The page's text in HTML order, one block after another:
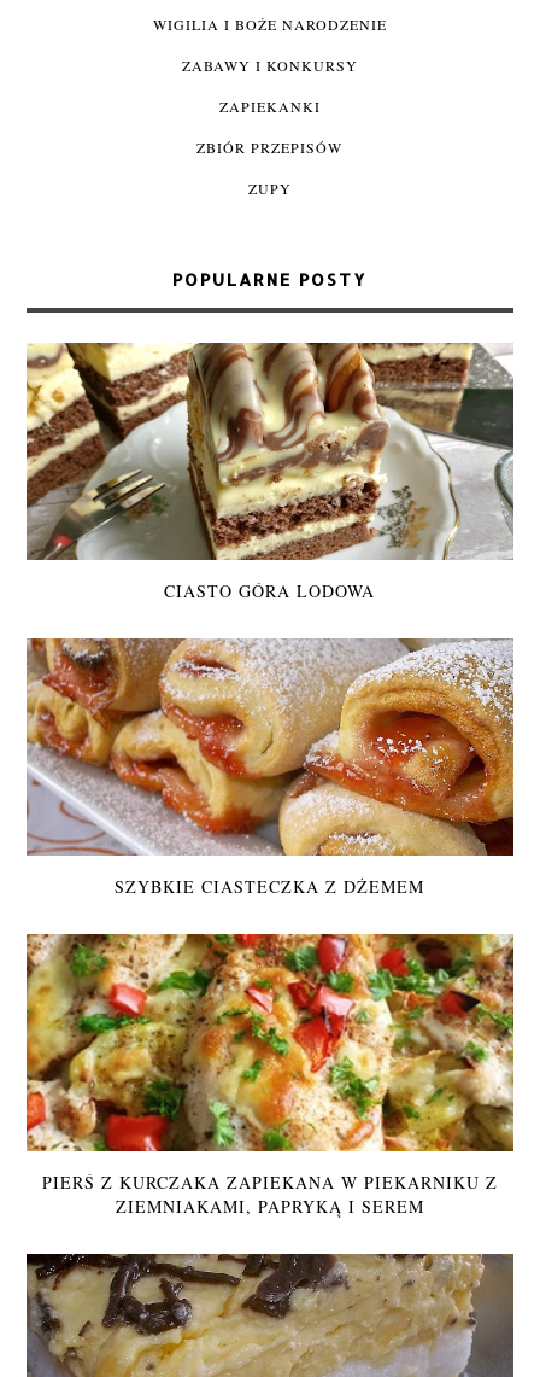
WIGILIA I BOŻE NARODZENIE
ZABAWY I KONKURSY
ZAPIEKANKI
ZBIÓR PRZEPISÓW
ZUPY
POPULARNE POSTY
CIASTO GÓRA LODOWA
SZYBKIE CIASTECZKA Z DŻEMEM
PIERŚ Z KURCZAKA ZAPIEKANA W PIEKARNIKU Z
ZIEMNIAKAMI, PAPRYKĄ I SEREM